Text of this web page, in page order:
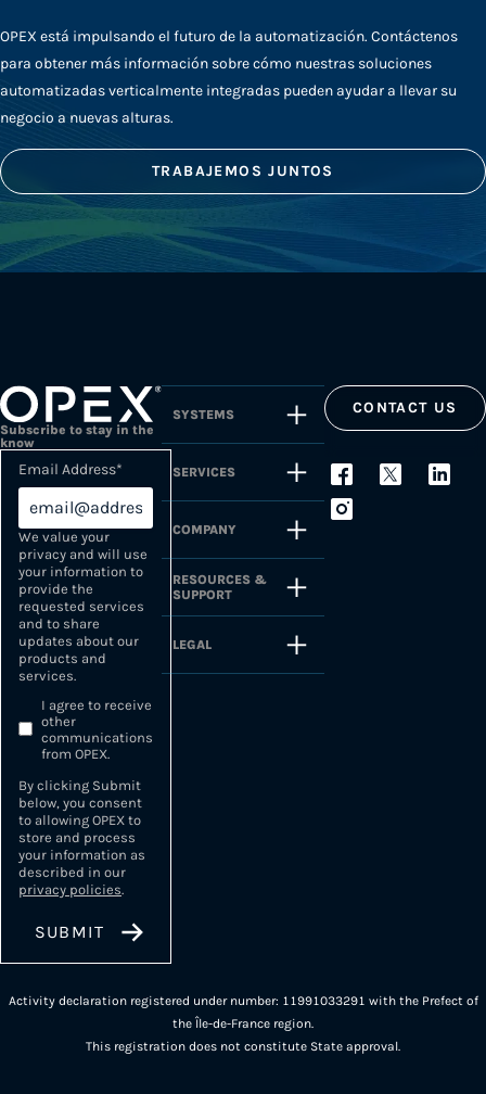
OPEX está impulsando el futuro de la automatización. Contáctenos
para obtener más información sobre cómo nuestras soluciones
automatizadas verticalmente integradas pueden ayudar a llevar su
negocio a nuevas alturas.
TRABAJEMOS JUNTOS
Subscribe to stay in the
know
Email Address*
We value your
privacy and will use
your information to
provide the
requested services
and to share
updates about our
products and
services.
I agree to receive
other
communications
from OPEX.
By clicking Submit
below, you consent
to allowing OPEX to
store and process
your information as
described in our
privacy policies.
SYSTEMS
SERVICES
COMPANY
RESOURCES &
SUPPORT
LEGAL
CONTACT US
Activity declaration registered under number: 11991033291 with the Prefect of
the Île-de-France region.
This registration does not constitute State approval.